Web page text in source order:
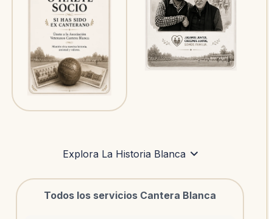
Explora La Historia Blanca
Todos los servicios Cantera Blanca